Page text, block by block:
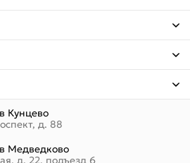
Кунцево
д. 88
Медведково